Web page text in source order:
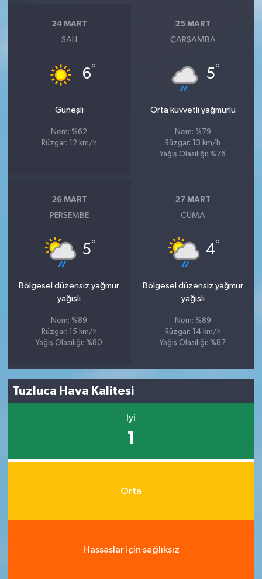
24 MART
SALI
6°
Güneşli
Nem: %62
Rüzgar: 12 km/h
25 MART
ÇARŞAMBA
5°
Orta kuvvetli yağmurlu
Nem: %79
Rüzgar: 13 km/h
Yağış Olasılığı: %76
26 MART
PERŞEMBE
5°
Bölgesel düzensiz yağmur
yağışlı
Nem: %89
Rüzgar: 15 km/h
Yağış Olasılığı: %80
27 MART
CUMA
4°
Bölgesel düzensiz yağmur
yağışlı
Nem: %89
Rüzgar: 14 km/h
Yağış Olasılığı: %87
Tuzluca Hava Kalitesi
İyi
1
Orta
Hassaslar için sağlıksız